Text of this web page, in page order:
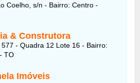
Coelho, s/n - Bairro: Centro -
& Construtora
- Quadra 12 Lote 16 - Bairro:
TO
Imóveis